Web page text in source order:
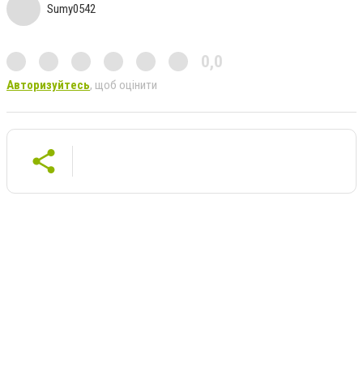
Sumy0542
0,0
Авторизуйтесь, щоб оцінити